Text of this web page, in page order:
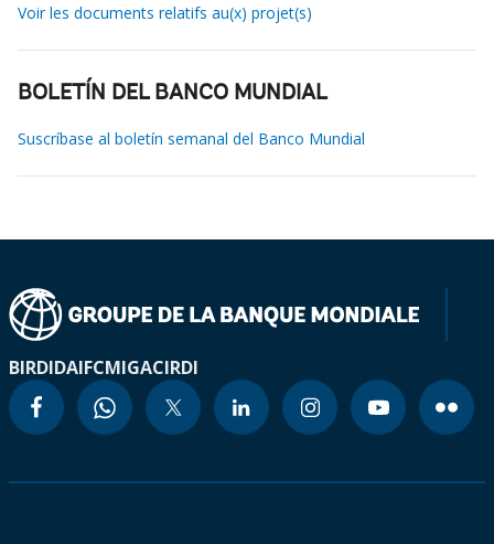
Voir les documents relatifs au(x) projet(s)
BOLETÍN DEL BANCO MUNDIAL
Suscríbase al boletín semanal del Banco Mundial
BIRDIDAIFCMIGACIRDI